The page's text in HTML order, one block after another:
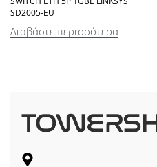
SD2005-EU
Διαβάστε περισσότερα